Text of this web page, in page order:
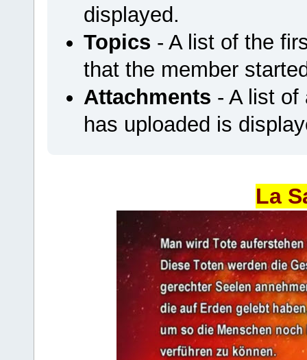
displayed.
Topics - A list of the
that the member
Attachments - A list of
has uploaded is
La